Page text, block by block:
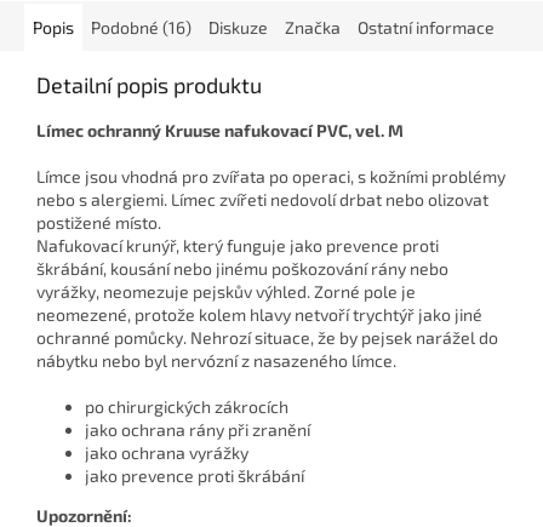
Popis Podobné (16) Diskuze Značka Ostatní informace
Detailní popis produktu
Límec ochranný Kruuse nafukovací PVC, vel. M
Límce jsou vhodná pro zvířata po operaci, s kožními problémy
nebo s alergiemi. Límec zvířeti nedovolí drbat nebo olizovat
postižené místo.
Nafukovací krunýř, který funguje jako prevence proti
škrábání, kousání nebo jinému poškozování rány nebo
vyrážky, neomezuje pejskův výhled. Zorné pole je
neomezené, protože kolem hlavy netvoří trychtýř jako jiné
ochranné pomůcky. Nehrozí situace, že by pejsek narážel do
nábytku nebo byl nervózní z nasazeného límce.
po chirurgických zákrocích
jako ochrana rány při zranění
jako ochrana vyrážky
jako prevence proti škrábání
Upozornění: